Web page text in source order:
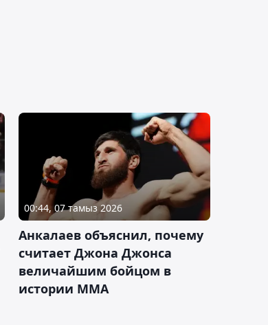
00:44, 07 тамыз 2026
Анкалаев объяснил, почему
считает Джона Джонса
величайшим бойцом в
истории ММА